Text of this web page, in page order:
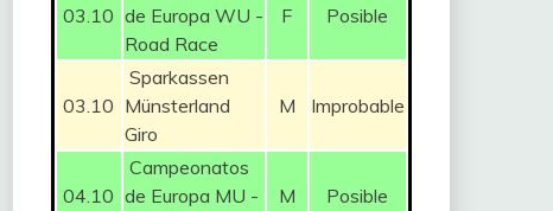
03.10 de Europa WU -
Road Race
F Posible
03.10
Sparkassen
Münsterland
Giro
M Improbable
04.10
Campeonatos
de Europa MU -
M Posible